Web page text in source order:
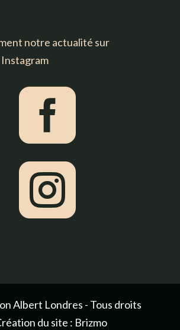
notre actualité sur


Albert Londres - Tous droits
du site : Brizmo